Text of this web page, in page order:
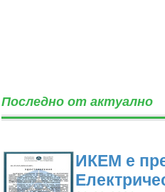
Последно от актуално
ИКЕМ е